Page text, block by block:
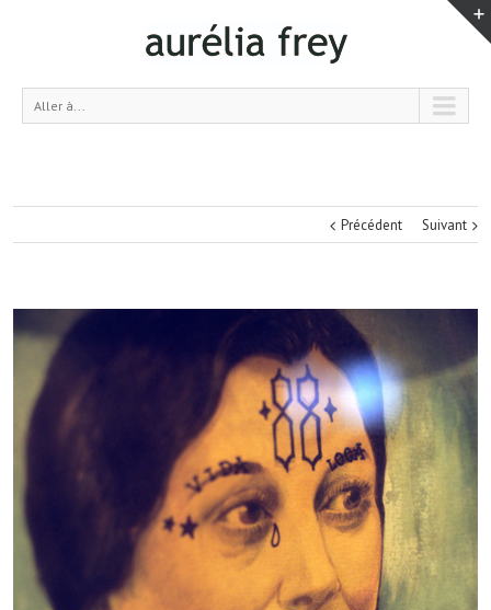
Aller à...
Précédent Suivant